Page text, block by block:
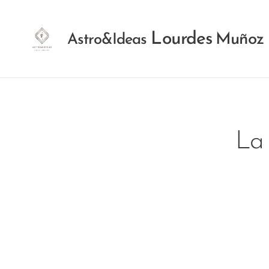
Astro&Ideas Lourdes Muñoz
La